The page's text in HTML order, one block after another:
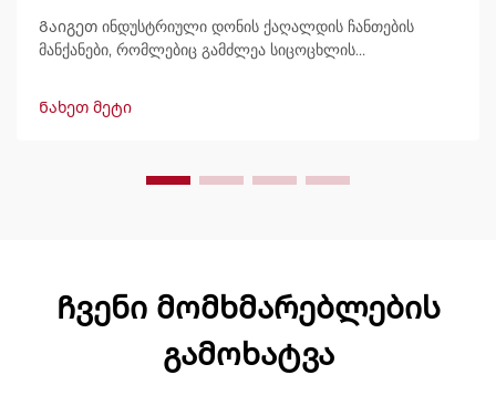
Გაიგეთ ინდუსტრიული დონის ქაღალდის ჩანთების
მანქანები, რომლებიც გამძლეა სიცოცხლის
მსოფლიოში ნდობით გამოიყენება გამძლეობის,
მარტივად მართვის და მინიმალური შესვენების გამო.
Ნახეთ მეტი
Ჩვენი მომხმარებლების
გამოხატვა